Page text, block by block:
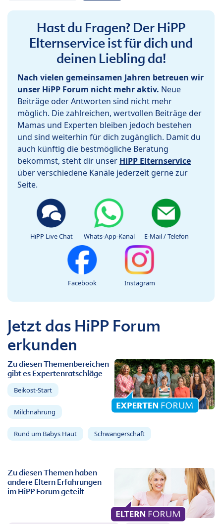
Hast du Fragen? Der HiPP
Elternservice ist für dich und
deinen Liebling da!
Nach vielen gemeinsamen Jahren betreuen wir
unser HiPP Forum nicht mehr aktiv. Neue
Beiträge oder Antworten sind nicht mehr
möglich. Die zahlreichen, wertvollen Beiträge der
Mamas und Experten bleiben jedoch bestehen
und sind weiterhin für dich zugänglich. Damit du
auch künftig die bestmögliche Beratung
bekommst, steht dir unser HiPP Elternservice
über verschiedene Kanäle jederzeit gerne zur
Seite.
HiPP Live Chat Whats-App-Kanal E-Mail / Telefon
Facebook Instagram
Jetzt das HiPP Forum
erkunden
Zu diesen Themenbereichen
gibt es Expertenratschläge
Beikost-Start
Milchnahrung
Rund um Babys Haut Schwangerschaft
Zu diesen Themen haben
andere Eltern Erfahrungen
im HiPP Forum geteilt